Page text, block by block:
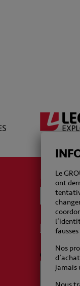
La
CAPTCHA
Le
ont
Nos
jamais